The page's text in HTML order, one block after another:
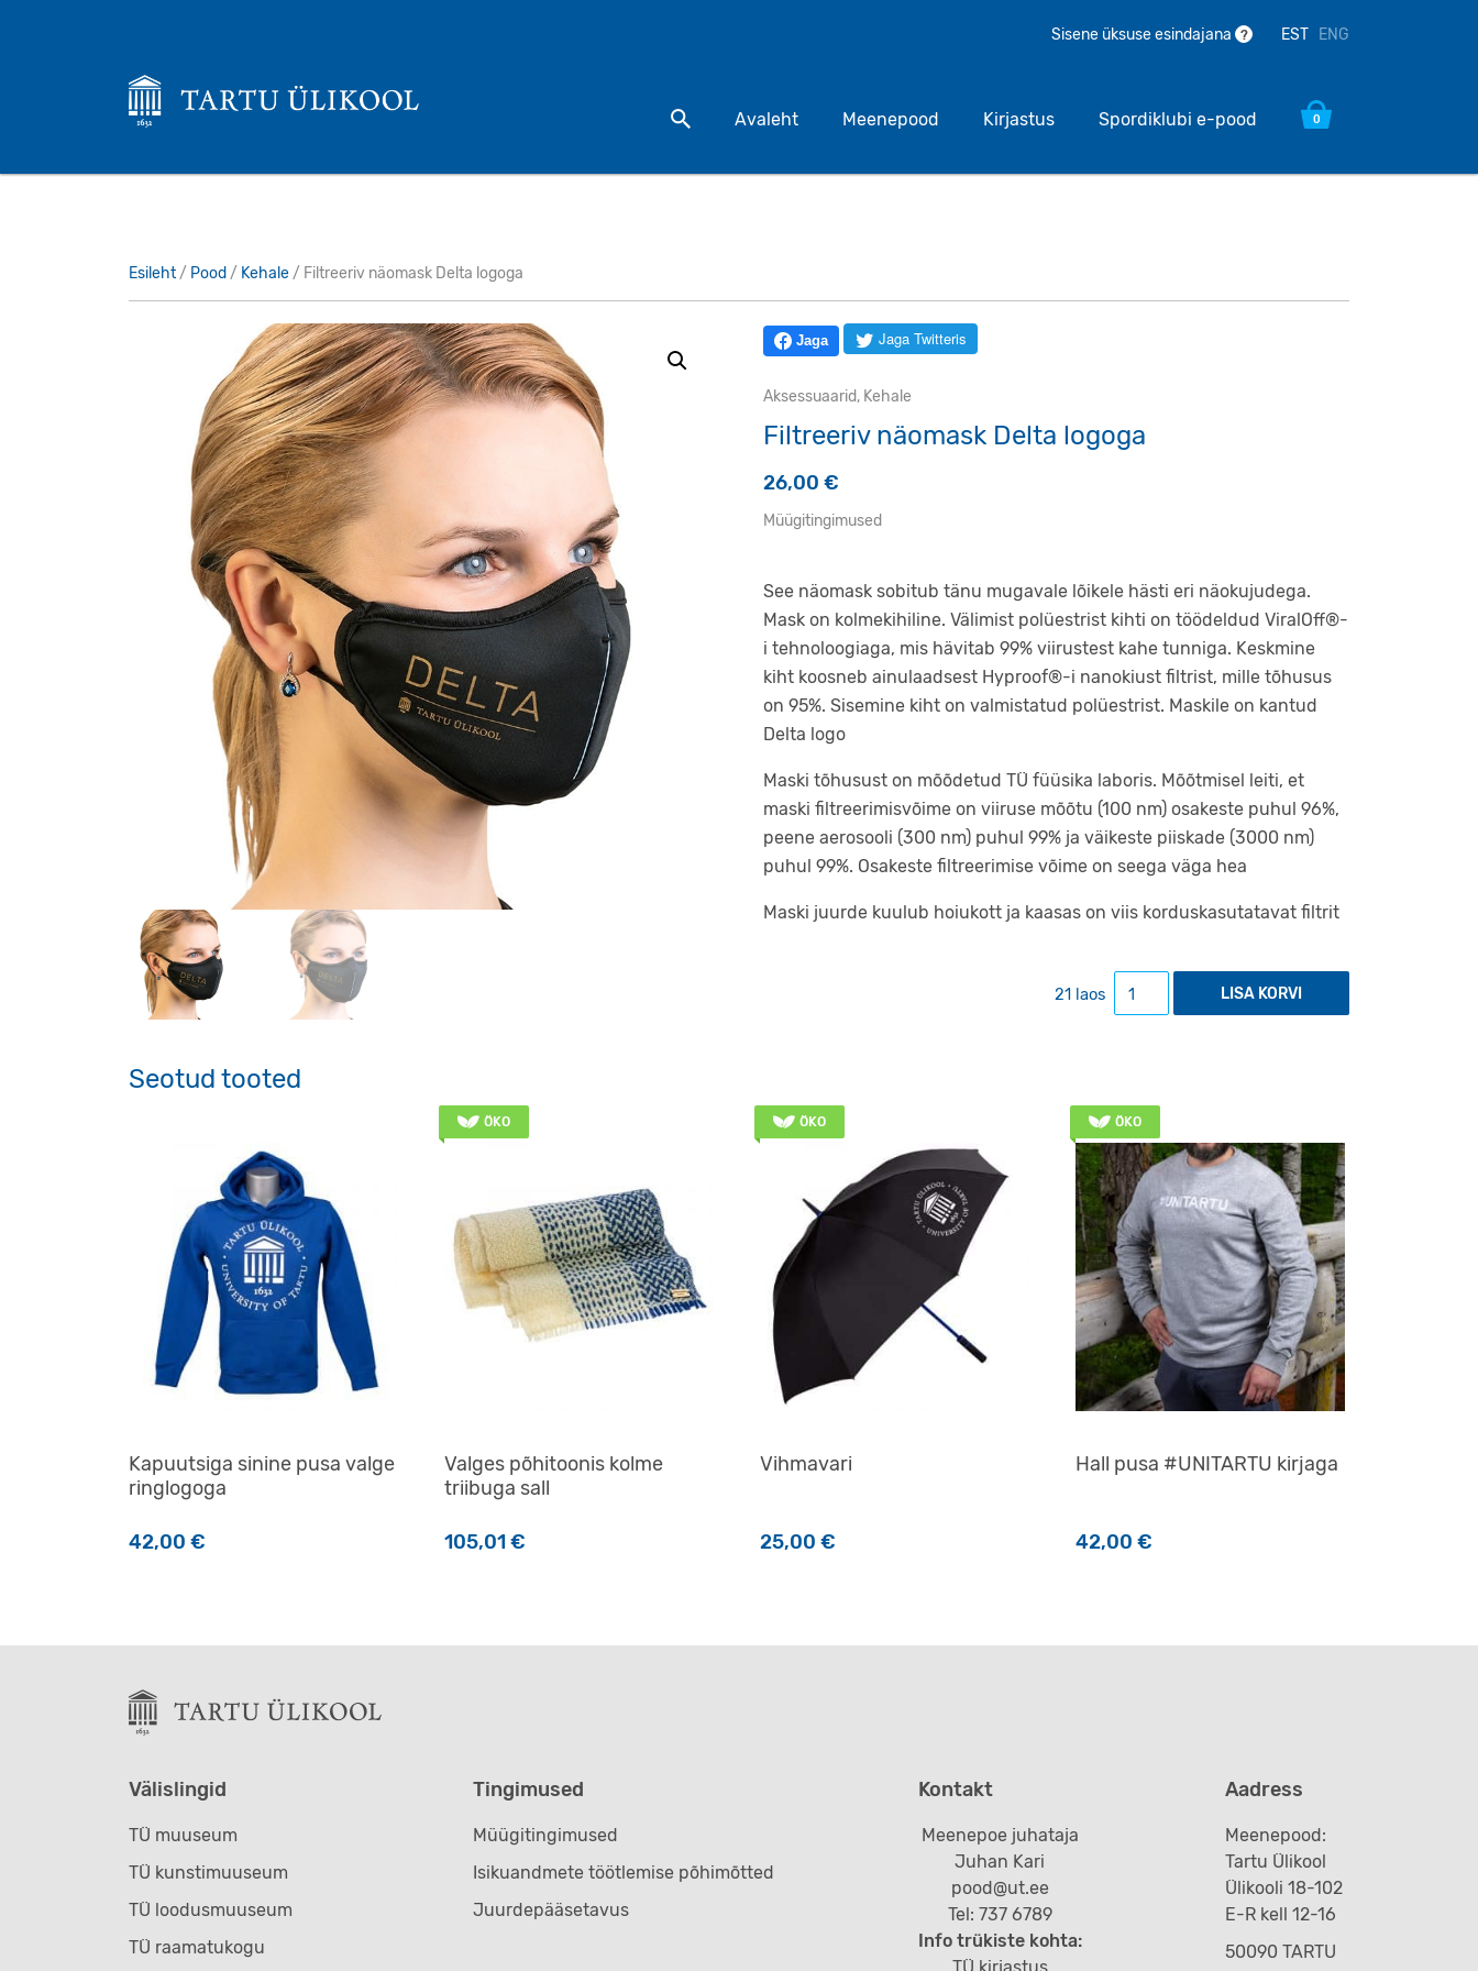
Sisene üksuse esindajana ? EST ENG
Otsi toodetAvaleht Meenepood Kirjastus Spordiklubi e-pood 0
Esileht/ Pood / Kehale/ Filtreeriv näomask Delta logoga
Jaga Jaga Twitteris
Aksessuaarid, Kehale
Filtreeriv näomask Delta logoga
26,00€
Müügitingimused
See näomask sobitub tänu mugavale lõikele hästi eri näokujudega.
Mask on kolmekihiline. Välimist polüestrist kihti on töödeldud ViralOff®-
i tehnoloogiaga, mis hävitab 99% viirustest kahe tunniga. Keskmine
kiht koosneb ainulaadsest Hyproof®-i nanokiust filtrist, mille tõhusus
on 95%. Sisemine kiht on valmistatud polüestrist. Maskile on kantud
Delta logo
Maski tõhusust on mõõdetud TÜ füüsika laboris. Mõõtmisel leiti, et
maski filtreerimisvõime on viiruse mõõtu (100 nm) osakeste puhul 96%,
peene aerosooli (300 nm) puhul 99% ja väikeste piiskade (3000 nm)
puhul 99%. Osakeste filtreerimise võime on seega väga hea
Maski juurde kuulub hoiukott ja kaasas on viis korduskasutatavat filtrit
21 laos
Filtreeriv näomask Delta logoga kogus
LISA KORVI
Seotud tooted
Kapuutsiga sinine pusa valge
ringlogoga
42,00 €
ÖKO
Valges põhitoonis kolme
triibuga sall
105,01€
ÖKO
Vihmavari
25,00 €
ÖKO
Hall pusa #UNITARTU kirjaga
42,00 €
Välislingid
TÜ muuseum
TÜ kunstimuuseum
TÜ loodusmuuseum
TÜ raamatukogu
Tingimused
Müügitingimused
Isikuandmete töötlemise põhimõtted
Juurdepääsetavus
Kontakt
Meenepoe juhataja
Juhan Kari
pood@ut.ee
Tel: 737 6789
Info trükiste kohta:
Aadress
Meenepood:
Tartu Ülikool
Ülikooli 18-102
E-R kell 12-16
50090 TARTU